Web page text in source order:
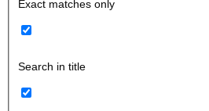
Exact matches only
Search in title